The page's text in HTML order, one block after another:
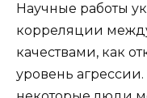
Научные работы
корреляции
качествами, как
уровень агрессии.